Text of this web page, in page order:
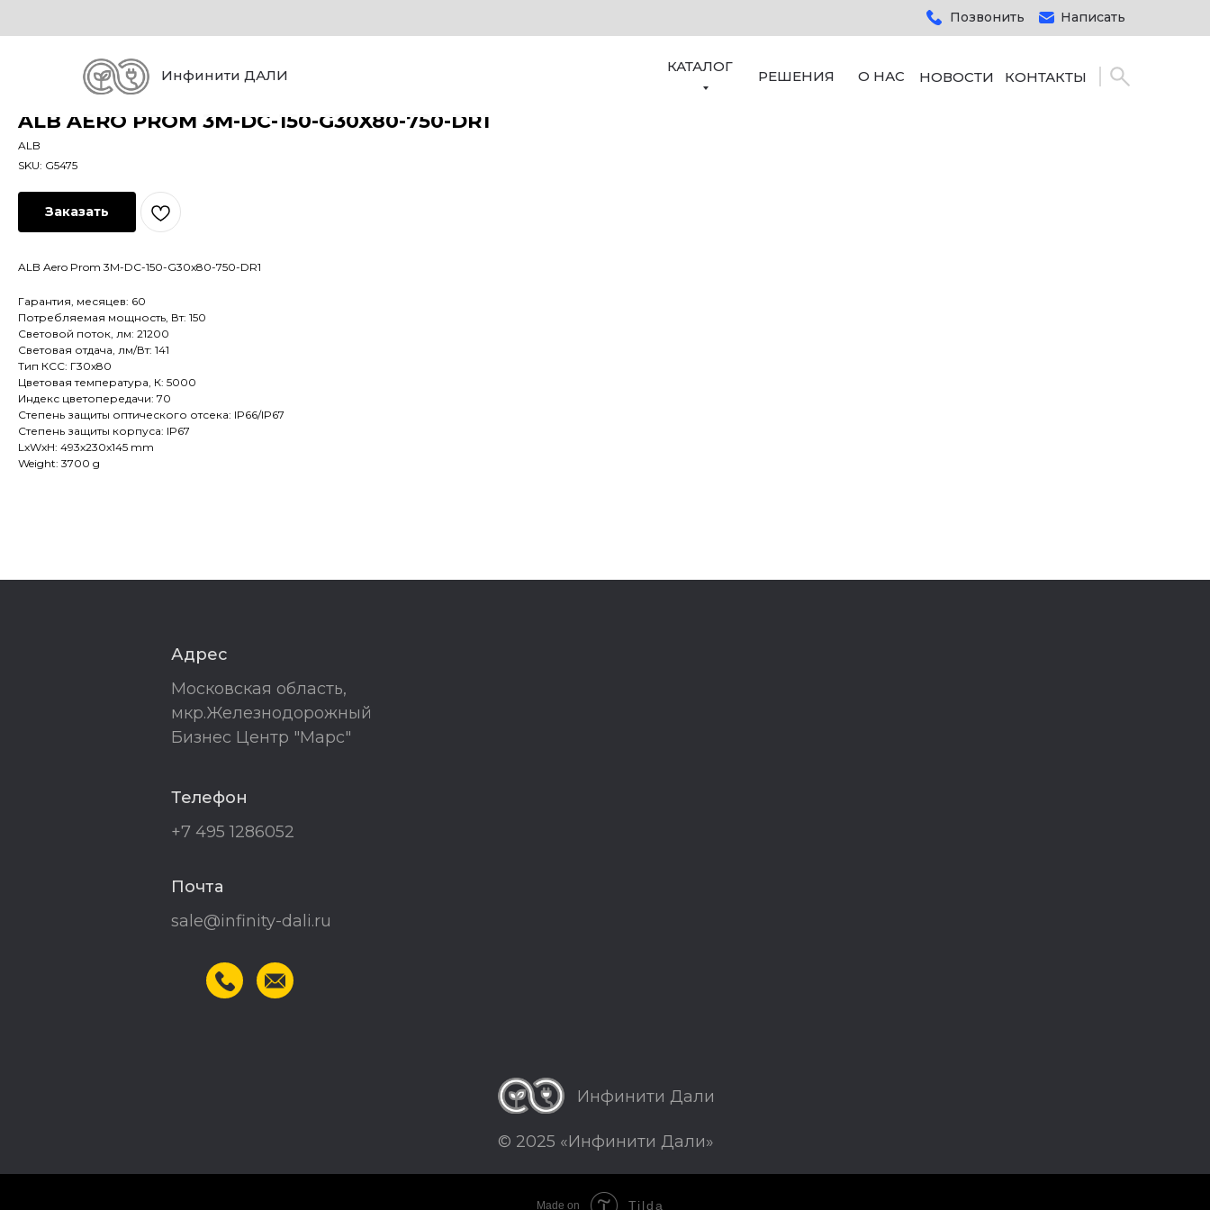
Позвонить
Инфинити ДАЛИ
Написать
КАТАЛОГ
РЕШЕНИЯ О НАС НОВОСТИ КОНТАКТЫ
ALB AERO PROM 3M-DC-150-G30X80-750-DR1
ALB
SKU: G5475
Заказать
ALB Aero Prom 3M-DC-150-G30x80-750-DR1
Гарантия, месяцев: 60
Потребляемая мощность, Вт: 150
Световой поток, лм: 21200
Световая отдача, лм/Вт: 141
Тип КСС: Г30х80
Цветовая температура, К: 5000
Индекс цветопередачи: 70
Степень защиты оптического отсека: IP66/IP67
Степень защиты корпуса: IP67
LxWxH: 493x230x145 mm
Weight: 3700 g
© 2025 «Инфинити Дали»
Адрес
Московская область,
мкр.Железнодорожный
Бизнес Центр "Марс"
Телефон
+7 495 1286052
Почта
sale@infinity-dali.ru
Инфинити Дали
Made on Tilda